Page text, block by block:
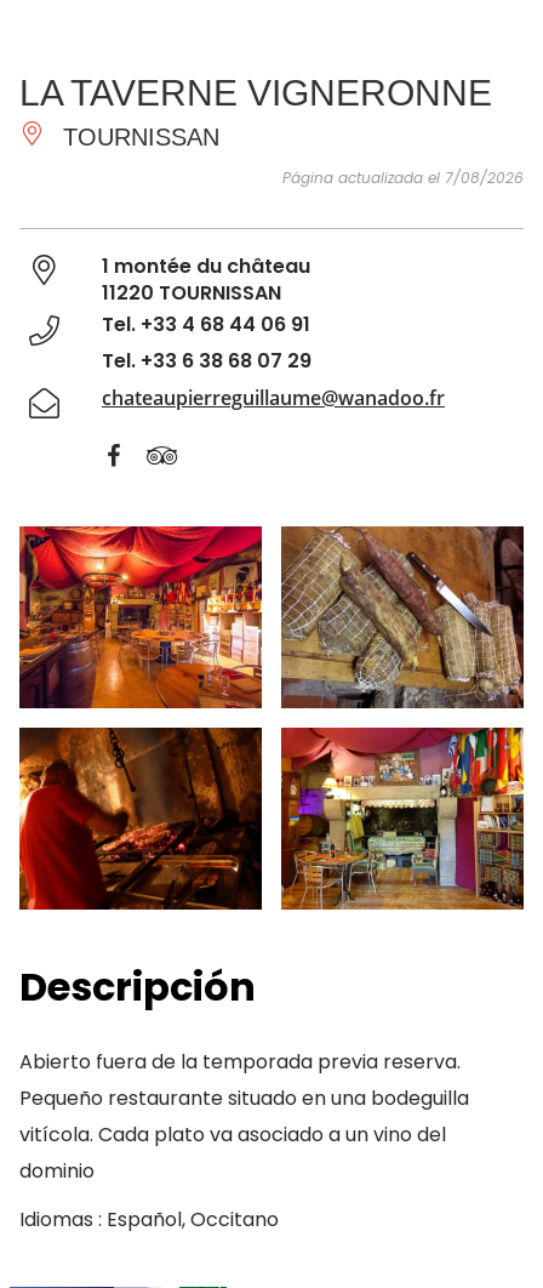
IMPRESCINDIBLES
HACER
INSPIRACIONES
LA TAVERNE VIGNERONNE
TOURNISSAN
Página actualizada el 7/08/2026
1 montée du château
11220 TOURNISSAN
Tel. +33 4 68 44 06 91
Tel. +33 6 38 68 07 29
chateaupierreguillaume@wanadoo.fr
Descripción
Abierto fuera de la temporada previa reserva.
Pequeño restaurante situado en una bodeguilla
vitícola. Cada plato va asociado a un vino del
dominio
Idiomas : Español, Occitano